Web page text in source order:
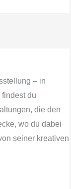
– in
du
die den
wo du dabei
seiner kreativen